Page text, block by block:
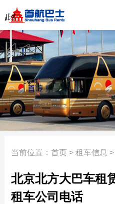
车型报价
5座以下轿车
7座商务车
12-17座小型客车
19-23座考斯特
大型客车
豪华商务车
7座以下商务车
10座以上旅游车
日租价格表
首约巴士
埃尔法
新闻中心
公司新闻
行业资讯
租车常识
周边游
车型报价
服务项目
省际旅游包车
会议用车
机场接送
班车业务
长途包车
合作车队
银建
渔阳
宇通
驰锐
新月联合
关于我们
关于我们
组织架构
企业荣誉
发展历程
联系我们
当前位置： 首页> 租车信息
北京北方大巴车租
租车公司电话